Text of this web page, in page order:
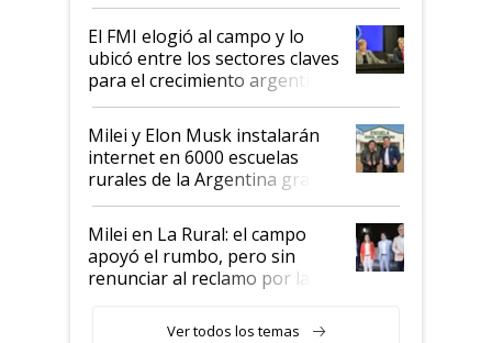
de Milei
El FMI elogió al campo y lo
ubicó entre los sectores claves
para el crecimiento argentino
Milei y Elon Musk instalarán
internet en 6000 escuelas
rurales de la Argentina gracias
a un acuerdo con Starlink
Milei en La Rural: el campo
apoyó el rumbo, pero sin
renunciar al reclamo por las
Ver todos los temas